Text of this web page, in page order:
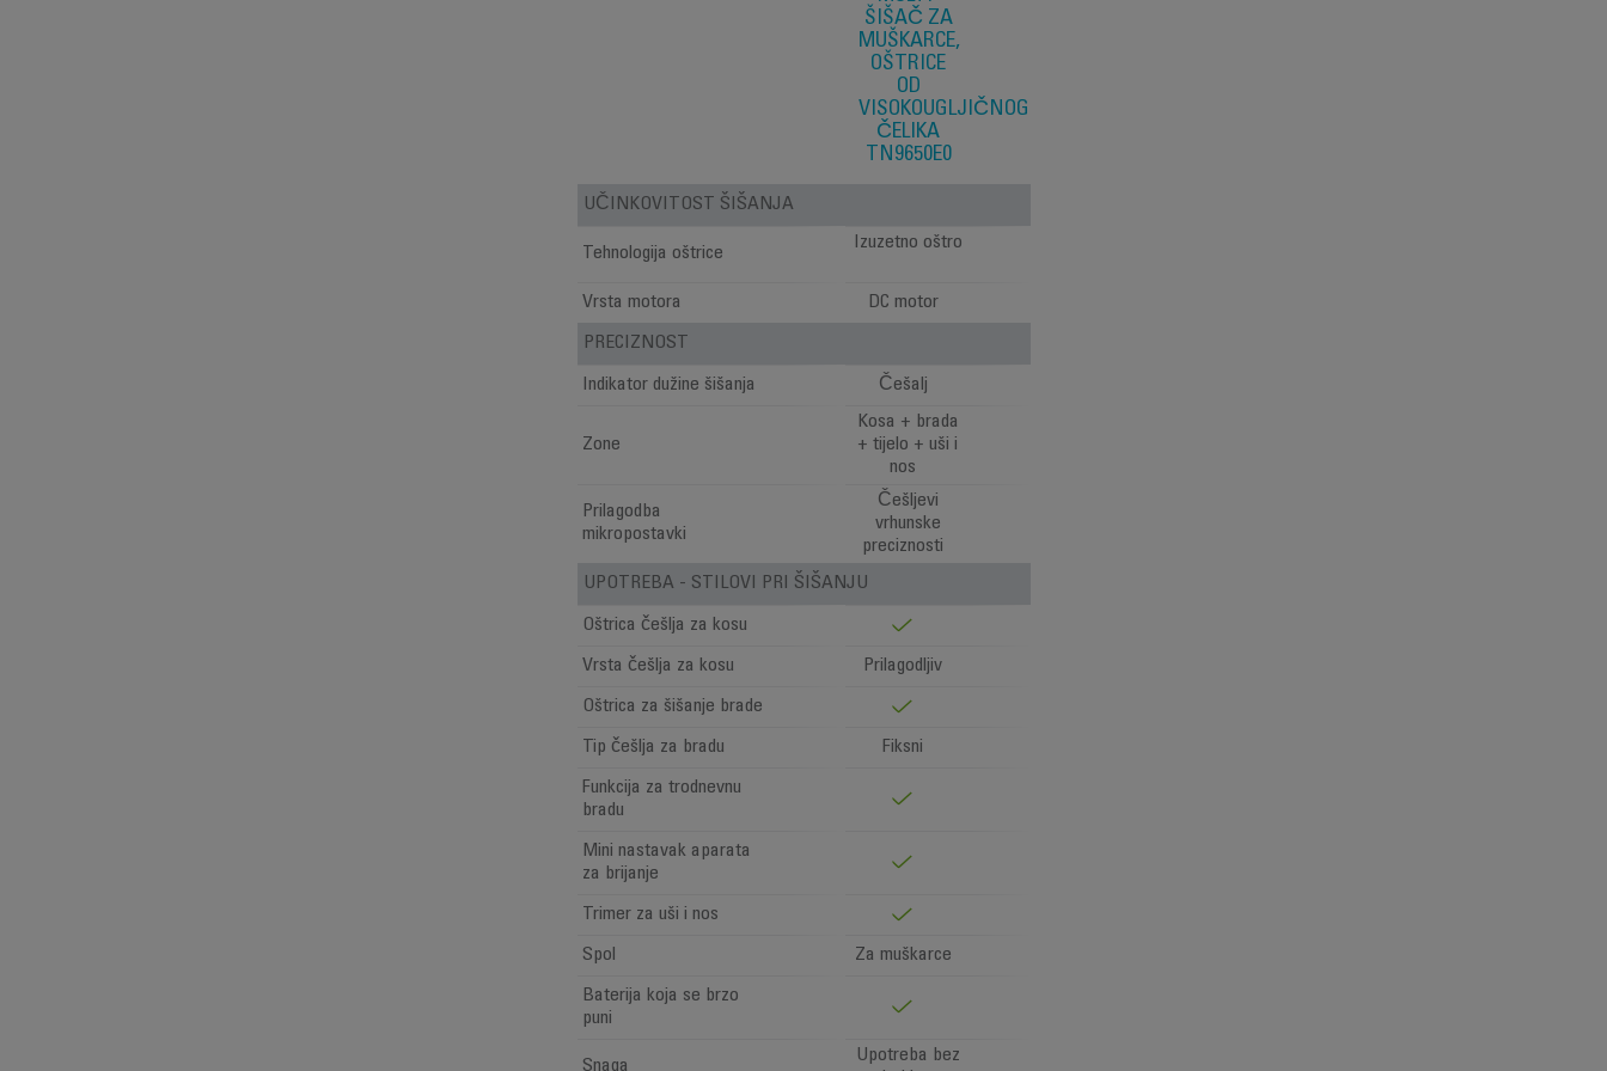
ŠIŠAČ ZA
MUŠKARCE,
OŠTRICE
OD
VISOKOUGLJIČNOG
ČELIKA
TN9650E0
UČINKOVITOST ŠIŠANJA
Tehnologija oštrice
Izuzetno oštro
Vrsta motora DC motor
PRECIZNOST
Indikator dužine šišanja Češalj
Zone
Kosa + brada
+ tijelo + uši i
nos
Prilagodba
mikropostavki
Češljevi
vrhunske
preciznosti
UPOTREBA - STILOVI PRI ŠIŠANJU
Oštrica češlja za kosu
Vrsta češlja za kosu Prilagodljiv
Oštrica za šišanje brade
Tip češlja za bradu Fiksni
Funkcija za trodnevnu
bradu
Mini nastavak aparata
za brijanje
Trimer za uši i nos
Spol Za muškarce
Baterija koja se brzo
puni
Snaga
Upotreba bez